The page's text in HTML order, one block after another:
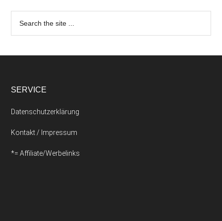
SERVICE
Datenschutzerklärung
Kontakt / Impressum
*= Affiliate/Werbelinks